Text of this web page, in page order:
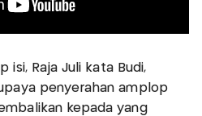
isi, Raja Juli kata Budi,
penyerahan amplop
kepada yang